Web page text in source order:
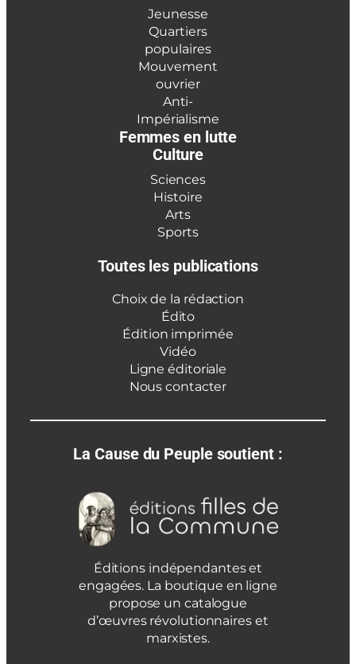
Jeunesse
Quartiers
populaires
Mouvement
ouvrier
Anti-
Impérialisme
Femmes en lutte
Culture
Sciences
Histoire
Arts
Sports
Toutes les publications
Choix de la rédaction
Édito
Édition imprimée
Vidéo
Ligne éditoriale
Nous contacter
La Cause du Peuple soutient :
Éditions indépendantes et
engagées. La boutique en ligne
propose un catalogue
d’œuvres révolutionnaires et
marxistes.